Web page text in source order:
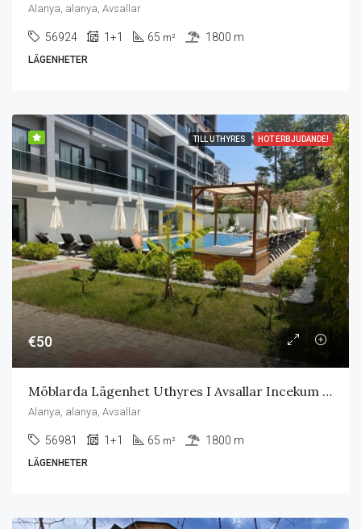
Alanya, alanya, Avsallar
56924 1+1 65 m² 1800 m
LÄGENHETER
TILL UTHYRES HOT ERBJUDANDE!
€50
Möblarda Lägenhet Uthyres I Avsallar Incekum I Närheten Av Havet
Alanya, alanya, Avsallar
56981 1+1 65 m² 1800 m
LÄGENHETER